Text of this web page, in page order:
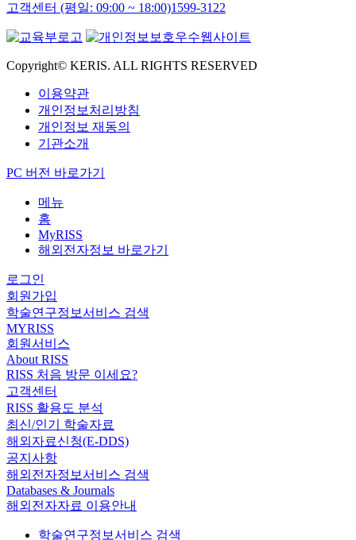
고객센터 (평일: 09:00 ~ 18:00)1599-3122
Copyright© KERIS. ALL RIGHTS RESERVED
이용약관
개인정보처리방침
개인정보 재동의
기관소개
PC 버전 바로가기
메뉴
홈
MyRISS
해외전자정보 바로가기
로그인
회원가입
학술연구정보서비스 검색
MYRISS
회원서비스
About RISS
RISS 처음 방문 이세요?
고객센터
RISS 활용도 분석
최신/인기 학술자료
해외자료신청(E-DDS)
공지사항
해외전자정보서비스 검색
Databases & Journals
해외전자자료 이용안내
학술연구정보서비스 검색